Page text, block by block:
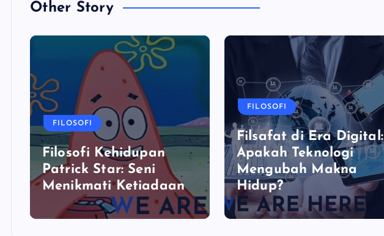
Other Story
FILOSOFI
Filosofi Kehidupan
Patrick Star: Seni
Menikmati Ketiadaan
FILOSOFI
Filsafat di Era Digital:
Apakah Teknologi
Mengubah Makna
Hidup?